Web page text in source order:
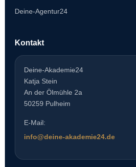
Deine-Agentur24
Kontakt
Deine-Akademie24
Katja Stein
An der Ölmühle 2a
50259 Pulheim
E-Mail:
info@deine-akademie24.de